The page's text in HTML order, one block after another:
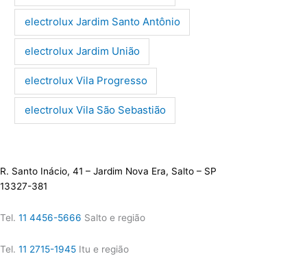
electrolux Jardim Santo Antônio
electrolux Jardim União
electrolux Vila Progresso
electrolux Vila São Sebastião
R. Santo Inácio, 41 – Jardim Nova Era, Salto – SP
13327-381
Tel. 11 4456-5666 Salto e região
Tel. 11 2715-1945 Itu e região